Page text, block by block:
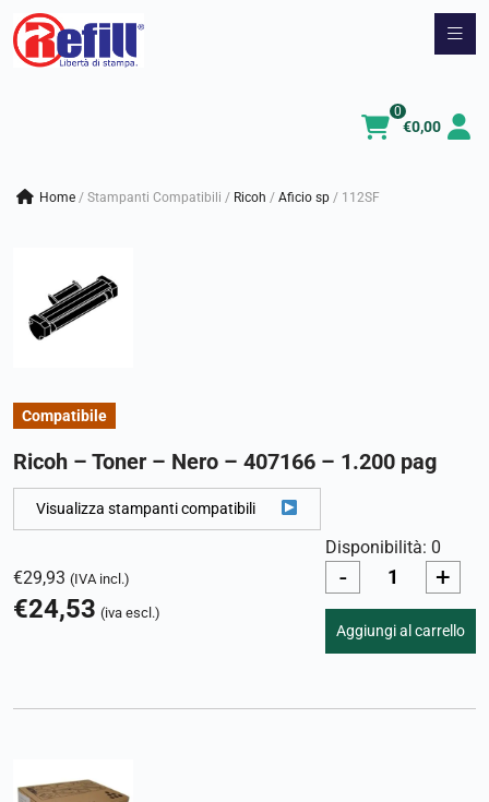
Vai
€0,00
0
Home / Stampanti Compatibili / ricoh / aficio sp / 112SF
Compatibile
Ricoh – Toner – Nero – 407166 – 1.200 pag
Visualizza stampanti compatibili
€29,93 (IVA incl.)
€24,53 (iva escl.)
Disponibilità: 0
- +
Aggiungi al carrello